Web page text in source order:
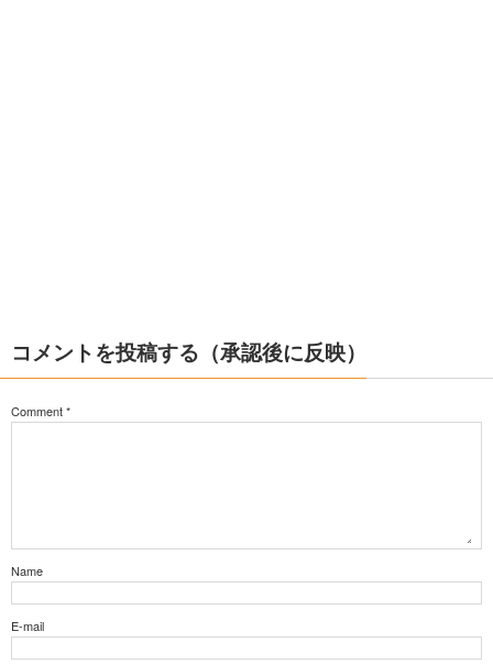
コメントを投稿する（承認後に反映）
Comment*
Name
E-mail